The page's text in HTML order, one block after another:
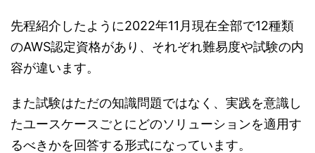
先程紹介したように2022年11月現在全部で12種類
のAWS認定資格があり、それぞれ難易度や試験の内
容が違います。
また試験はただの知識問題ではなく、実践を意識し
たユースケースごとにどのソリューションを適用す
るべきかを回答する形式になっています。